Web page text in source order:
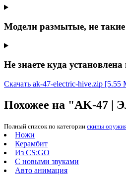
Модели размытые, не
Не знаете куда
Скачать ak-47-electric-hive.zip [5.55
Похожее на "AK-47 |
Полный список по категории скины
Ножи
Керамбит
Из CS:GO
С новыми звуками
Авто анимация